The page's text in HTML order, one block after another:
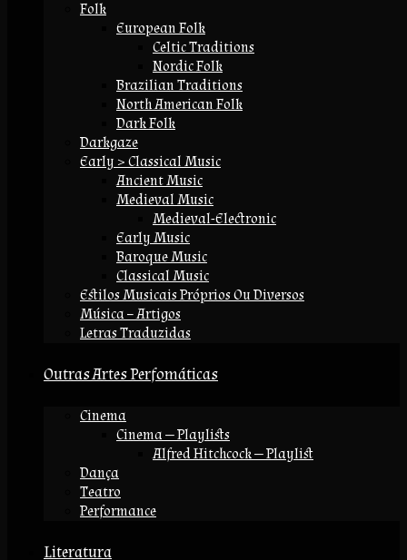
Folk
European Folk
Celtic Traditions
Nordic Folk
Brazilian Traditions
North American Folk
Dark Folk
Darkgaze
Early > Classical Music
Ancient Music
Medieval Music
Medieval-Electronic
Early Music
Baroque Music
Classical Music
Estilos Musicais Próprios Ou Diversos
Música – Artigos
Letras Traduzidas
Outras Artes Perfomáticas
Cinema
Cinema — Playlists
Alfred Hitchcock — Playlist
Dança
Teatro
Performance
Literatura